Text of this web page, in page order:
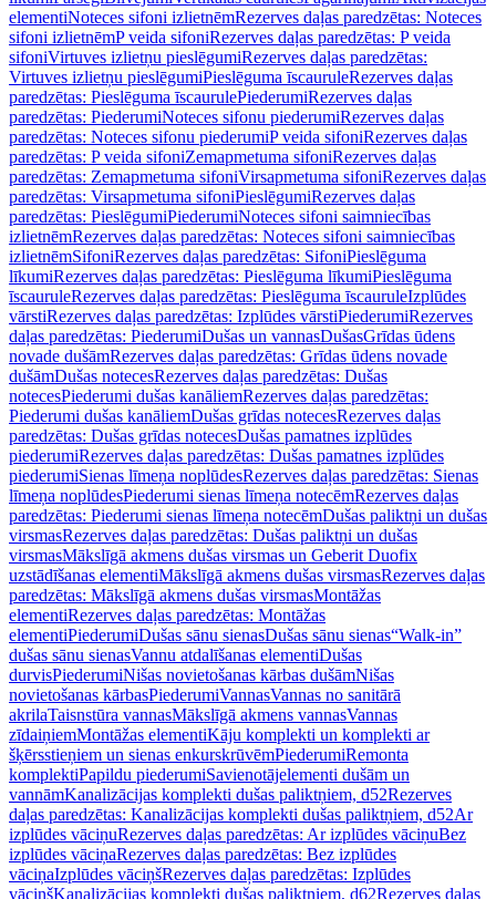
elementiNoteces sifoni izlietnēmRezerves daļas paredzētas: Noteces
sifoni izlietnēmP veida sifoniRezerves daļas paredzētas: P veida
sifoniVirtuves izlietņu pieslēgumiRezerves daļas paredzētas:
Virtuves izlietņu pieslēgumiPieslēguma īscauruleRezerves daļas
paredzētas: Pieslēguma īscaurulePiederumiRezerves daļas
paredzētas: PiederumiNoteces sifonu piederumiRezerves daļas
paredzētas: Noteces sifonu piederumiP veida sifoniRezerves daļas
paredzētas: P veida sifoniZemapmetuma sifoniRezerves daļas
paredzētas: Zemapmetuma sifoniVirsapmetuma sifoniRezerves daļas
paredzētas: Virsapmetuma sifoniPieslēgumiRezerves daļas
paredzētas: PieslēgumiPiederumiNoteces sifoni saimniecības
izlietnēmRezerves daļas paredzētas: Noteces sifoni saimniecības
izlietnēmSifoniRezerves daļas paredzētas: SifoniPieslēguma
līkumiRezerves daļas paredzētas: Pieslēguma līkumiPieslēguma
īscauruleRezerves daļas paredzētas: Pieslēguma īscauruleIzplūdes
vārstiRezerves daļas paredzētas: Izplūdes vārstiPiederumiRezerves
daļas paredzētas: PiederumiDušas un vannasDušasGrīdas ūdens
novade dušāmRezerves daļas paredzētas: Grīdas ūdens novade
dušāmDušas notecesRezerves daļas paredzētas: Dušas
notecesPiederumi dušas kanāliemRezerves daļas paredzētas:
Piederumi dušas kanāliemDušas grīdas notecesRezerves daļas
paredzētas: Dušas grīdas notecesDušas pamatnes izplūdes
piederumiRezerves daļas paredzētas: Dušas pamatnes izplūdes
piederumiSienas līmeņa noplūdesRezerves daļas paredzētas: Sienas
līmeņa noplūdesPiederumi sienas līmeņa notecēmRezerves daļas
paredzētas: Piederumi sienas līmeņa notecēmDušas paliktņi un dušas
virsmasRezerves daļas paredzētas: Dušas paliktņi un dušas
virsmasMākslīgā akmens dušas virsmas un Geberit Duofix
uzstādīšanas elementiMākslīgā akmens dušas virsmasRezerves daļas
paredzētas: Mākslīgā akmens dušas virsmasMontāžas
elementiRezerves daļas paredzētas: Montāžas
elementiPiederumiDušas sānu sienasDušas sānu sienas“Walk-in”
dušas sānu sienasVannu atdalīšanas elementiDušas
durvisPiederumiNišas novietošanas kārbas dušāmNišas
novietošanas kārbasPiederumiVannasVannas no sanitārā
akrilaTaisnstūra vannasMākslīgā akmens vannasVannas
zīdaiņiemMontāžas elementiKāju komplekti un komplekti ar
šķērsstieņiem un sienas enkurskrūvēmPiederumiRemonta
komplektiPapildu piederumiSavienotājelementi dušām un
vannāmKanalizācijas komplekti dušas paliktņiem, d52Rezerves
daļas paredzētas: Kanalizācijas komplekti dušas paliktņiem, d52Ar
izplūdes vāciņuRezerves daļas paredzētas: Ar izplūdes vāciņuBez
izplūdes vāciņaRezerves daļas paredzētas: Bez izplūdes
vāciņaIzplūdes vāciņšRezerves daļas paredzētas: Izplūdes
vāciņšKanalizācijas komplekti dušas paliktņiem, d62Rezerves daļas